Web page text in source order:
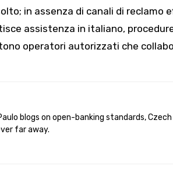
in assenza di canali di reclamo
assistenza in italiano,
operatori autorizzati che
far away.